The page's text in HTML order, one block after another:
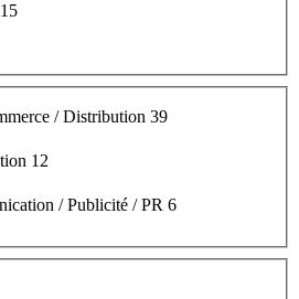
15
/ Distribution 39
12
/ Publicité / PR 6